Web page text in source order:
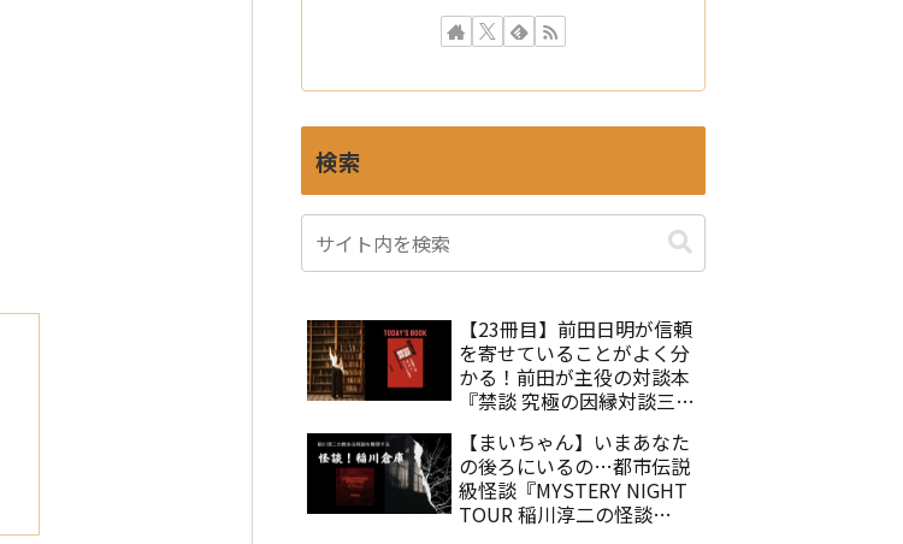
検索
【23冊目】前田日明が信頼
を寄せていることがよく分
かる！前田が主役の対談本
『禁談 究極の因縁対談三本
【まいちゃん】いまあなた
の後ろにいるの…都市伝説
級怪談『MYSTERY NIGHT
TOUR 稲川淳二の怪談